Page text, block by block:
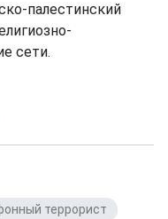
палестинский
сети.
террорист